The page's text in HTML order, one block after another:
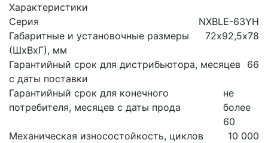
Характеристики
Серия
NXBLE-63YH
Габаритные и установочные размеры
(ШхВхГ), мм
72х92,5х78
Гарантийный срок для дистрибьютора, месяцев
с даты поставки
66
Гарантийный срок для конечного
потребителя, месяцев с даты прода
не
более
60
Механическая износостойкость, циклов
10 000